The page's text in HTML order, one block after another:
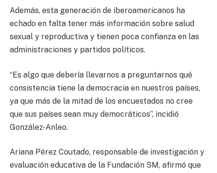
Además, esta generación de iberoamericanos ha
echado en falta tener más información sobre salud
sexual y reproductiva y tienen poca confianza en las
administraciones y partidos políticos.
“Es algo que debería llevarnos a preguntarnos qué
consistencia tiene la democracia en nuestros países,
ya que más de la mitad de los encuestados no cree
que sus países sean muy democráticos”, incidió
González-Anleo.
Ariana Pérez Coutado, responsable de investigación y
evaluación educativa de la Fundación SM, afirmó que